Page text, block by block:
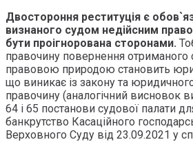
Двостороння реституція є
визнаного судом недійсним
бути проігнорована сторонами.
правочину повернення
правовою природою становить
що виникає із закону та
правочину (аналогічний висновок
64 і 65 постанови судової палати
банкрутство Касаційного
Верховного Суду від 23.09.2021 у